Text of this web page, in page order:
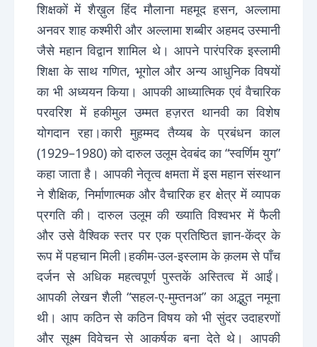
शिक्षकों में शैख़ुल हिंद मौलाना महमूद हसन, अल्लामा
अनवर शाह कश्मीरी और अल्लामा शब्बीर अहमद उस्मानी
जैसे महान विद्वान शामिल थे। आपने पारंपरिक इस्लामी
शिक्षा के साथ गणित, भूगोल और अन्य आधुनिक विषयों
का भी अध्ययन किया। आपकी आध्यात्मिक एवं वैचारिक
परवरिश में हकीमुल उम्मत हज़रत थानवी का विशेष
योगदान रहा।कारी मुहम्मद तैय्यब के प्रबंधन काल
(1929–1980) को दारुल उलूम देवबंद का “स्वर्णिम युग”
कहा जाता है। आपकी नेतृत्व क्षमता में इस महान संस्थान
ने शैक्षिक, निर्माणात्मक और वैचारिक हर क्षेत्र में व्यापक
प्रगति की। दारुल उलूम की ख्याति विश्वभर में फैली
और उसे वैश्विक स्तर पर एक प्रतिष्ठित ज्ञान-केंद्र के
रूप में पहचान मिली।हकीम-उल-इस्लाम के क़लम से पाँच
दर्जन से अधिक महत्वपूर्ण पुस्तकें अस्तित्व में आईं।
आपकी लेखन शैली “सहल-ए-मुम्तनअ” का अद्भुत नमूना
थी। आप कठिन से कठिन विषय को भी सुंदर उदाहरणों
और सूक्ष्म विवेचन से आकर्षक बना देते थे। आपकी